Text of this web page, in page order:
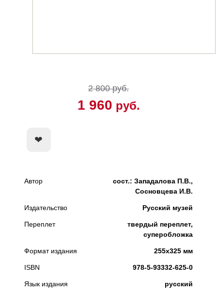
2 800 руб.
1 960 руб.
Автор
сост.: Западалова П.В.,
Сосновцева И.В.
Издательство Русский музей
Переплет
твердый переплет,
суперобложка
Формат издания 255х325 мм
ISBN 978-5-93332-625-0
Язык издания русский